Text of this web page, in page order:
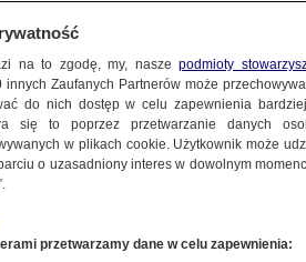
Nie do końca
na to zgodę, my, naszepodmioty
innych Zaufanych Partnerów może
do nich dostęp w celu zapewnienia
się to poprzez przetwarzanie danych
w plikach cookie. Użytkownik może
o uzasadniony interes w dowolnym
przetwarzamy dane w celu zapewnienia: